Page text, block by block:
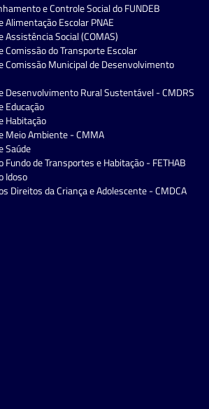
e Controle Social do FUNDEB
Alimentação Escolar PNAE
Social (COMAS)
Comissão do Transporte Escolar
Comissão Municipal de Desenvolvimento
Desenvolvimento Rural Sustentável - CMDRS
Educação
Habitação
Meio Ambiente - CMMA
Saúde
de Transportes e Habitação - FETHAB
Idoso
Direitos da Criança e Adolescente - CMDCA